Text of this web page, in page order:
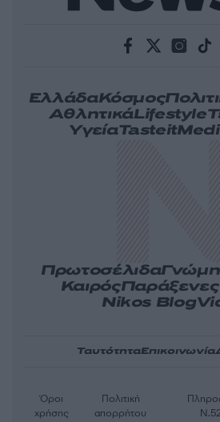
ΕλλάδαΚόσμος
ΑθλητικάLifestyle
ΥγείαTasteit
ΠρωτοσέλιδαΓνώμη
ΚαιρόςΠαράξενες
Nikos Blog
ΤαυτότηταΕπικοινωνία
Όροι
χρήσης
Πολιτική
απορρήτου